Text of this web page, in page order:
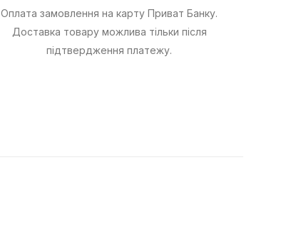
Оплата замовлення на карту Приват Банку.
Доставка товару можлива тільки після
підтвердження платежу.